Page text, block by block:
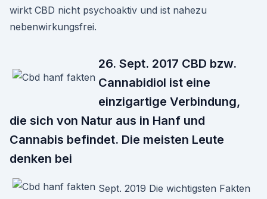
wirkt CBD nicht psychoaktiv und ist nahezu
nebenwirkungsfrei.
26. Sept. 2017 CBD bzw.
Cannabidiol ist eine
einzigartige Verbindung,
die sich von Natur aus in Hanf und
Cannabis befindet. Die meisten Leute
denken bei
Sept. 2019 Die wichtigsten Fakten